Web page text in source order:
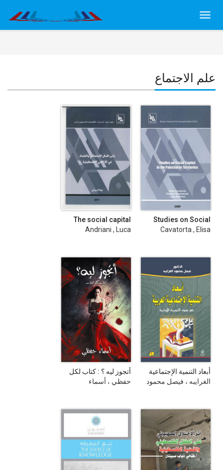
علم الاجتماع
Studies on Social
Capital in the
Cavatorta , Elisa
The social capital
and corruption
Andriani , Luca
أبعاد التنمية الإجتماعية
العربية في ضوء التجربة
الغرايبه ، فيصل محمود
أتجوز ليه ؟ : كتاب لكل
البنات
حفظي ، أسماء